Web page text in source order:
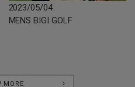
2023/05/04
MENS BIGI GOLF
MORE